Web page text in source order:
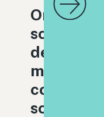
sociedad
sociales